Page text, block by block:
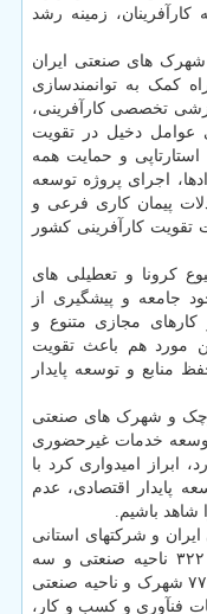
زمینه رشد
های صنعتی ایران
کمک به توانمندسازی
تخصصی کارآفرینی،
عوامل دخیل در تقویت
استارتاپی و حمایت همه
اجرای پروژه توسعه
پیمان کاری فرعی و
کارآفرینی کشور
کرونا و تعطیلی های
جامعه و پیشگیری از
مجازی متنوع و
مورد هم باعث تقویت
منابع و توسعه پایدار
و شهرک های صنعتی
توسعه خدمات غیرحضوری
ابراز امیدواری کرد با
پایدار اقتصادی، عدم
باشیم.
و شرکتهای استانی
تابعه آن حالا با دارا بودن ۵۰۱ شهرک و ۳۲۲ ناحیه صنعتی و سه
منطقه ویژه اقتصادی درحال بهره برداری، ۷۷ شهرک و ناحیه صنعتی
۳۷ مرکز خدمات فنآوری و کسب و کار،